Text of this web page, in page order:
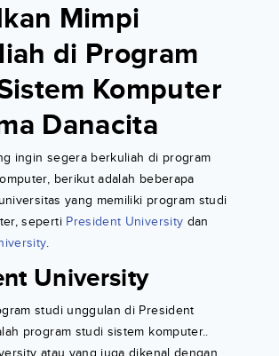
Mimpi
di Program
Komputer
Danacita
ingin segera berkuliah di program
berikut adalah beberapa
yang memiliki program studi
seperti President University dan
.
University
studi unggulan di President
program studi sistem komputer..
atau yang juga dikenal dengan